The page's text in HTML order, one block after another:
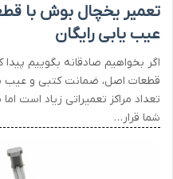
تعمیر یخچال بوش با
عیب یابی رایگان
اگر بخواهیم صادقانه بگوییم
قطعات اصل، ضمانت کتبی و عیب
تعداد مراکز تعمیراتی زیاد است
شما قرار…